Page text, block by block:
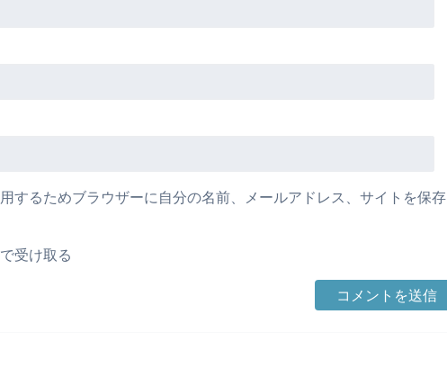
するためブラウザーに自分の名前、メールアドレス、サイトを保存
受け取る